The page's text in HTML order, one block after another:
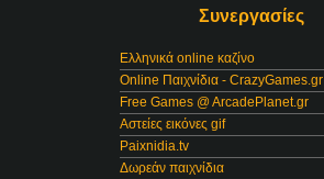
Συνεργασίες
Ελληνικά online καζίνο
Online Παιχνίδια - CrazyGames.gr
Free Games @ ArcadePlanet.gr
Αστείες εικόνες gif
Paixnidia.tv
Δωρεάν παιχνίδια